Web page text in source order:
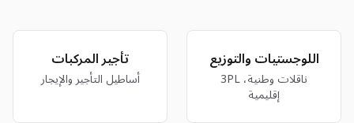
اللوجستيات والتوزيع
ناقلات وطنية، 3PL
إقليمية
تأجير المركبات
أساطيل التأجير والإيجار